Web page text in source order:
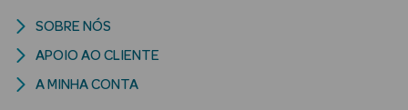
Ver Tudo
Corpo
SOBRE NÓS
APOIO AO CLIENTE
A MINHA CONTA